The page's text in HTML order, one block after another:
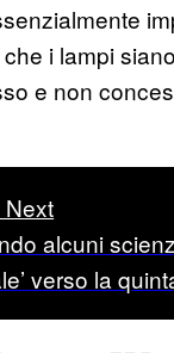
i lampi
e non
Next
alcuni
verso la